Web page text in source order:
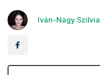
Iván-Nagy Szilvia